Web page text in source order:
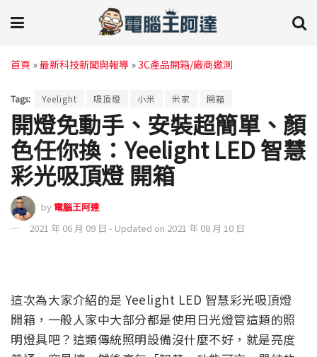
首頁 »最新科技新聞與報導 »3C產品開箱/廠商邀測
Tags: Yeelight 吸頂燈 小米 米家 開箱
開燈免動手、安裝超簡單、顏
色任你換：Yeelight LED 智慧
彩光吸頂燈 開箱
by 電腦王阿達
2021 年 06 月 09 日 - Updated on 2021 年 08 月 10 日
這次為大家介紹的是 Yeelight LED 智慧彩光吸頂燈
開箱，一般人家中大部分都是使用日光燈管這類的照
明燈具吧？這類傳統照明設備沒什麼不好，就是亮度